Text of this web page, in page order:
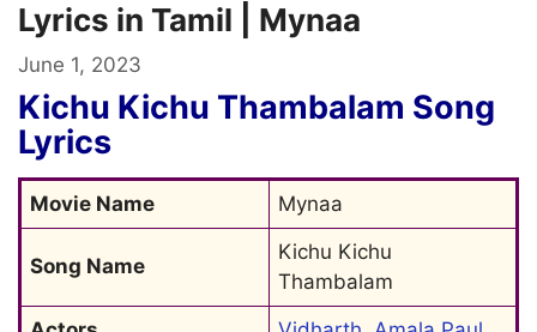
Lyrics in Tamil | Mynaa
June 1, 2023
Kichu Kichu Thambalam Song
Lyrics
Movie Name Mynaa
Song Name
Kichu Kichu
Thambalam